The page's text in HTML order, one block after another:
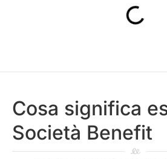
Cosa significa
Società Benefit